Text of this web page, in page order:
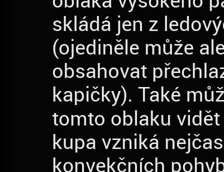
skládá jen z
(ojediněle může
obsahovat
kapičky). Také
tomto oblaku
kupa vzniká
konvekčních